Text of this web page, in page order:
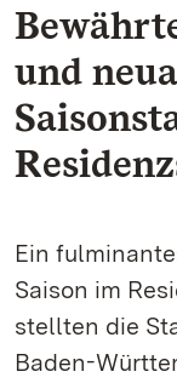
und
Ein
Saison im
stellten die
Baden-